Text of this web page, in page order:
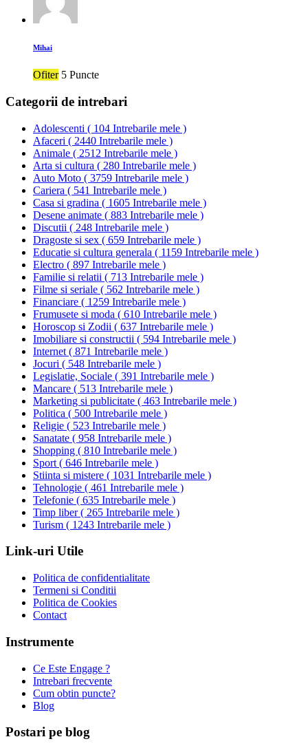
Mihai
Ofiter 5 Puncte
Categorii de intrebari
Adolescenti ( 104 Intrebarile mele )
Afaceri ( 2440 Intrebarile mele )
Animale ( 2512 Intrebarile mele )
Arta si cultura ( 280 Intrebarile mele )
Auto Moto ( 3759 Intrebarile mele )
Cariera ( 541 Intrebarile mele )
Casa si gradina ( 1605 Intrebarile mele )
Desene animate ( 883 Intrebarile mele )
Discutii ( 248 Intrebarile mele )
Dragoste si sex ( 659 Intrebarile mele )
Educatie si cultura generala ( 1159 Intrebarile mele )
Electro ( 897 Intrebarile mele )
Familie si relatii ( 713 Intrebarile mele )
Filme si seriale ( 562 Intrebarile mele )
Financiare ( 1259 Intrebarile mele )
Frumusete si moda ( 610 Intrebarile mele )
Horoscop si Zodii ( 637 Intrebarile mele )
Imobiliare si constructii ( 594 Intrebarile mele )
Internet ( 871 Intrebarile mele )
Jocuri ( 548 Intrebarile mele )
Legislatie, Sociale ( 391 Intrebarile mele )
Mancare ( 513 Intrebarile mele )
Marketing si publicitate ( 463 Intrebarile mele )
Politica ( 500 Intrebarile mele )
Religie ( 523 Intrebarile mele )
Sanatate ( 958 Intrebarile mele )
Shopping ( 810 Intrebarile mele )
Sport ( 646 Intrebarile mele )
Stiinta si mistere ( 1031 Intrebarile mele )
Tehnologie ( 461 Intrebarile mele )
Telefonie ( 635 Intrebarile mele )
Timp liber( 265 Intrebarile mele )
Turism ( 1243 Intrebarile mele )
Link-uri Utile
Politica de confidentialitate
Termeni si Conditii
Politica de Cookies
Contact
Instrumente
Ce Este Engage ?
Intrebari frecvente
Cum obtin puncte?
Blog
Postari pe blog